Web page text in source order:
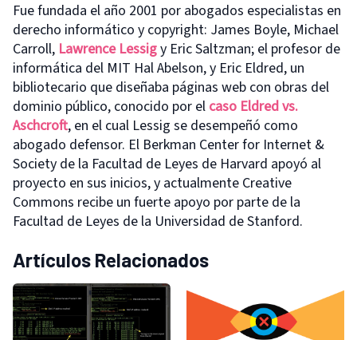
Fue fundada el año 2001 por abogados especialistas en
derecho informático y copyright: James Boyle, Michael
Carroll, Lawrence Lessigy Eric Saltzman; el profesor de
informática del MIT Hal Abelson, y Eric Eldred, un
bibliotecario que diseñaba páginas web con obras del
dominio público, conocido por el caso Eldred vs.
Aschcroft, en el cual Lessig se desempeñó como
abogado defensor. El Berkman Center for Internet &
Society de la Facultad de Leyes de Harvard apoyó al
proyecto en sus inicios, y actualmente Creative
Commons recibe un fuerte apoyo por parte de la
Facultad de Leyes de la Universidad de Stanford.
Artículos Relacionados